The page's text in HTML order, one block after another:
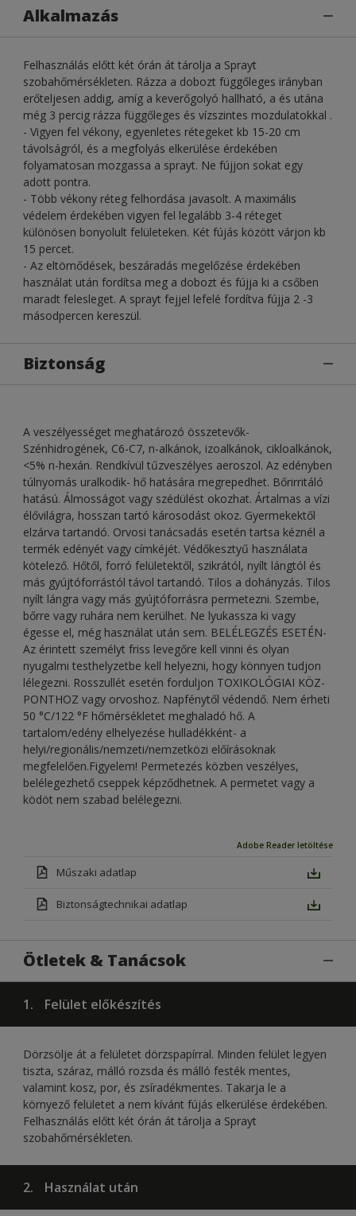
Alkalmazás
Felhasználás előtt két órán át tárolja a Sprayt
szobahőmérsékleten. Rázza a dobozt függőleges irányban
erőteljesen addig, amíg a keverőgolyó hallható, a és utána
még 3 percig rázza függőleges és vízszintes mozdulatokkal .
- Vigyen fel vékony, egyenletes rétegeket kb 15-20 cm
távolságról, és a megfolyás elkerülése érdekében
folyamatosan mozgassa a sprayt. Ne fújjon sokat egy
adott pontra.
- Több vékony réteg felhordása javasolt. A maximális
védelem érdekében vigyen fel legalább 3-4 réteget
különösen bonyolult felületeken. Két fújás között várjon kb
15 percet.
- Az eltömődések, beszáradás megelőzése érdekében
használat után fordítsa meg a dobozt és fújja ki a csőben
maradt felesleget. A sprayt fejjel lefelé fordítva fújja 2 -3
másodpercen kereszül.
Biztonság
A veszélyességet meghatározó összetevők-
Szénhidrogének, C6-C7, n-alkánok, izoalkánok, cikloalkánok,
<5% n-hexán. Rendkívül tűzveszélyes aeroszol. Az edényben
túlnyomás uralkodik- hő hatására megrepedhet. Bőrirritáló
hatású. Álmosságot vagy szédülést okozhat. Ártalmas a vízi
élővilágra, hosszan tartó károsodást okoz. Gyermekektől
elzárva tartandó. Orvosi tanácsadás esetén tartsa kéznél a
termék edényét vagy címkéjét. Védőkesztyű használata
kötelező. Hőtől, forró felületektől, szikrától, nyílt lángtól és
más gyújtóforrástól távol tartandó. Tilos a dohányzás. Tilos
nyílt lángra vagy más gyújtóforrásra permetezni. Szembe,
bőrre vagy ruhára nem kerülhet. Ne lyukassza ki vagy
égesse el, még használat után sem. BELÉLEGZÉS ESETÉN-
Az érintett személyt friss levegőre kell vinni és olyan
nyugalmi testhelyzetbe kell helyezni, hogy könnyen tudjon
lélegezni. Rosszullét esetén forduljon TOXIKOLÓGIAI KÖZ-
PONTHOZ vagy orvoshoz. Napfénytől védendő. Nem érheti
50 °C/122 °F hőmérsékletet meghaladó hő. A
tartalom/edény elhelyezése hulladékként- a
helyi/regionális/nemzeti/nemzetközi előírásoknak
megfelelően.Figyelem! Permetezés közben veszélyes,
belélegezhető cseppek képződhetnek. A permetet vagy a
ködöt nem szabad belélegezni.
Adobe Reader letöltése
Műszaki adatlap
Biztonságtechnikai adatlap
Ötletek & Tanácsok
1. Felület előkészítés
Dörzsölje át a felületet dörzspapírral. Minden felület legyen
tiszta, száraz, málló rozsda és málló festék mentes,
valamint kosz, por, és zsíradékmentes. Takarja le a
környező felületet a nem kívánt fújás elkerülése érdekében.
Felhasználás előtt két órán át tárolja a Sprayt
szobahőmérsékleten.
2. Használat után